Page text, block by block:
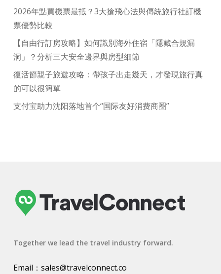
2026年點買機票最抵？3大搶飛心法與傳統旅行社訂機
票優勢比較
【自由行訂房攻略】如何識別海外住宿「隱藏合規漏
洞」？分析三大安全邊界與房型細節
復活節親子旅遊攻略：帶孩子出走幾天，才發現旅行真
的可以很簡單
支付宝助力沈阳落地首个“国际友好消费商圈”
Together we lead the travel industry forward.
Email： sales@travelconnect.co